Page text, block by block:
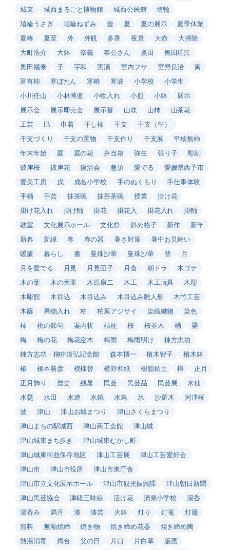
城東
城西まるごと博物館 城西公民館
埴輪
埴輪うさぎ
埴輪ねずみ 壺 夏 夏の展示
夏季休業
夏椿
夏至 外 外観 多香 夜景 大壺
大掃除
大町浩介
大鉢 奈義 奉公さん 奥田
奥田瑞江
奥田福泰
子 宇和 実演 宮内フサ 宮野良治
寅
富有柿
寒ぼたん 寒椿 寒波 小学校
小学生
小川任山
小林博道 小物入れ 小皿 小鉢
展示
展示会
展示即売会 展示替 山吹 山柿
山茶花
工芸
巳 巾着 干し柿 干支
干支（午）
干支づくり
干支の置物 干支作り 干支展
平核無柿
年末年始
庭 庭の花 弁当箱 弥生 張り子
彫刻
彼岸桜
彼岸花 復活会 急須 愛でる
愛媛県西予市
愛美工房
戌 成名小学校 手のぬくもり
手仕事体験
手桶
手芸 抹茶碗 抹茶茶碗 授業
掛け花
掛け花入れ
掛け軸 掛花 掛花入 掛花入れ
掛軸
教室
文化展示ホール 文化祭 斜め格子 新作
新年
新春
新緑 春 春の器 暑さ対策
暑中お見舞い
暖簾
暮らし 書 曼殊沙華 曼珠沙華 替
月
月を愛でる
月見 月見団子 月食 朝ドラ
木ゴテ
木の葉
木の葉皿 木原康二 木工 木工玩具
木彫
木彫館
木目込 木目込み 木目込み雛人形
木竹工芸
木藤
果物入れ 柏 柏葉アジサイ 染織織物
染色
柿
桃の節句 案内状 桔梗 桜 桜並木 桶
梁
梅
梅の花 梅花空木 梅雨 梅雨明け
棟方志功
棟方志功・柳井道弘記念館
森本博一 植木智子
植木鉢
椿
榎本勝彦 模様替 横野和紙 樹脂粘土 樽
正月
正月飾り
歴史 残暑 民芸 民芸品 民芸展
水仙
水甕
水田 水連 水鏡 水鳥 氷 沙羅木
河津桜
波
津山 津山お城まつり
津山さくらまつり
津山まちの駅城西
津山商工会館
津山城
津山城東まち歩き
津山城東むかし町
津山城東街並保存地区
津山工芸展
津山工芸愛好会
津山市
津山市役所
津山市東庁舎
津山市立文化展示ホール
津山市観光振興課
津山朝日新聞
津山民芸協会
津軽三味線 活け花 清泉小学校
湯呑
湯呑み
満月 漆 漆芸 火鉢 灯り 灯篭
灯籠
無料
無釉焼締 焼き物 焼き締め花器
焼き締め陶
熱湯消毒
燭台 父の日 片口 片白草
版画